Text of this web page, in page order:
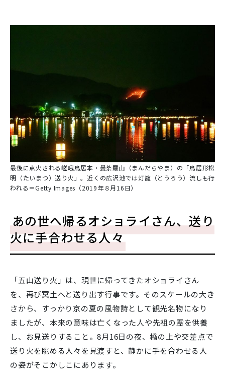
最後に点火される嵯峨鳥居本・曼荼羅山（まんだらやま）の「鳥居形松
明（たいまつ）送り火」。近くの広沢池では灯籠（とうろう）流しも行
われる＝Getty Images（2019年８月16日）
あの世へ帰るオショライさん、送り
火に手合わせる人々
「五山送り火」は、現世に帰ってきたオショライさん
を、再び冥土へと送り出す行事です。そのスケールの大き
さから、すっかり京の夏の風物詩として観光名物になり
ましたが、本来の意味は亡くなった人や先祖の霊を供養
し、お見送りすること。8月16日の夜、橋の上や交差点で
送り火を眺める人々を見渡すと、静かに手を合わせる人
の姿がそこかしこにあります。